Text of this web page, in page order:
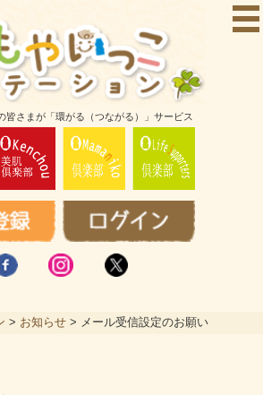
皆さまが「環がる（つながる）」サービス
> お知らせ > メール受信設定のお願い